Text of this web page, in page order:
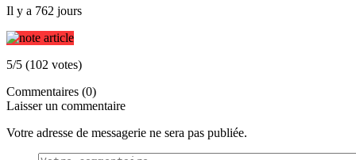
Il y a 762 jours
5/5 (102 votes)
Commentaires (0)
Laisser un commentaire
Votre adresse de messagerie ne sera pas publiée.